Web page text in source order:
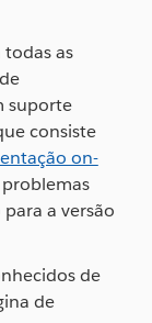
as
suporte
consiste
on-
a versão
de
de